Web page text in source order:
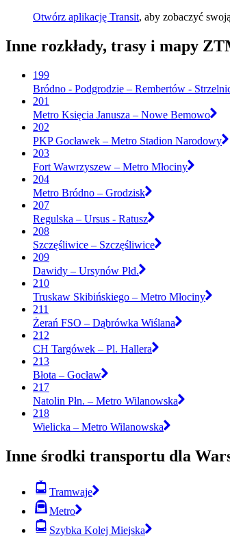
Otwórz aplikację Transit, aby zobaczyć
Inne rozkłady, trasy i mapy
199
Bródno - Podgrodzie – Rembertów -
201
Metro Księcia Janusza – Nowe Bemowo
202
PKP Gocławek – Metro Stadion Narodowy
203
Fort Wawrzyszew – Metro Młociny
204
Metro Bródno – Grodzisk
207
Regulska – Ursus - Ratusz
208
Szczęśliwice – Szczęśliwice
209
Dawidy – Ursynów Płd.
210
Truskaw Skibińskiego – Metro Młociny
211
Żerań FSO – Dąbrówka Wiślana
212
CH Targówek – Pl. Hallera
213
Błota – Gocław
217
Natolin Płn. – Metro Wilanowska
218
Wielicka – Metro Wilanowska
Inne środki transportu dla
Tramwaje
Metro
Szybka Kolej Miejska